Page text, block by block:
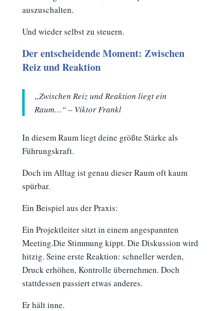
auszuschalten.
Und wieder selbst zu steuern.
Der entscheidende Moment: Zwischen
Reiz und Reaktion
„Zwischen Reiz und Reaktion liegt ein
Raum…“ – Viktor Frankl
In diesem Raum liegt deine größte Stärke als
Führungskraft.
Doch im Alltag ist genau dieser Raum oft kaum
spürbar.
Ein Beispiel aus der Praxis:
Ein Projektleiter sitzt in einem angespannten
Meeting.Die Stimmung kippt. Die Diskussion wird
hitzig. Seine erste Reaktion: schneller werden,
Druck erhöhen, Kontrolle übernehmen. Doch
stattdessen passiert etwas anderes.
Er hält inne.